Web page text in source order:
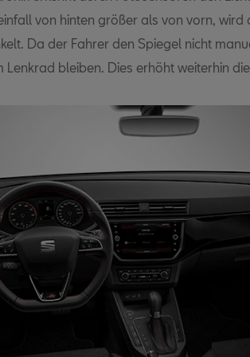
von hinten größer als von vorn, wird
Da der Fahrer den Spiegel nicht
Lenkrad bleiben. Dies erhöht weiterhin